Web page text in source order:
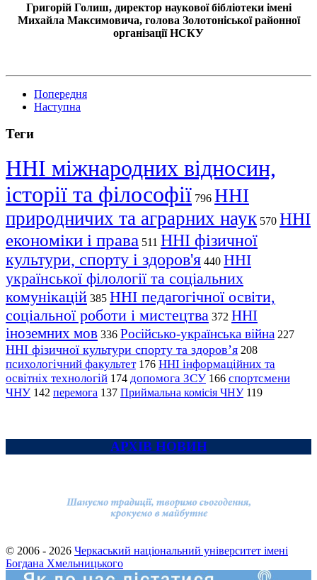
Григорій Голиш, директор наукової бібліотеки імені
Михайла Максимовича, голова Золотоніської районної
організації НСКУ
Попередня
Наступна
Теги
ННІ міжнародних відносин,
історії та філософії 796 ННІ
природничих та аграрних наук 570 ННІ
економіки і права 511 ННІ фізичної
культури, спорту і здоров'я 440 ННІ
української філології та соціальних
комунікацій 385 ННІ педагогічної освіти,
соціальної роботи і мистецтва 372 ННІ
іноземних мов 336 Російсько-українська війна 227
ННІ фізичної культури спорту та здоров’я 208
психологічний факультет 176 ННІ інформаційних та
освітніх технологій 174 допомога ЗСУ 166 спортсмени
ЧНУ 142 перемога 137 Приймальна комісія ЧНУ 119
АРХІВ НОВИН
© 2006 - 2026 Черкаський національний університет імені
Богдана Хмельницького